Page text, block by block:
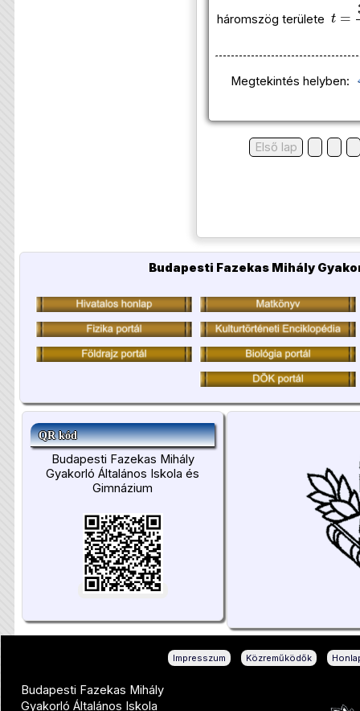
háromszög területe
t
Megtekintés helyben:
Első lap
Budapesti Fazekas Mihály
QR kód
Budapesti Fazekas Mihály
Gyakorló Általános Iskola és
Gimnázium
Impresszum Közreműködők
Budapesti Fazekas Mihály
Gyakorló Általános Iskola